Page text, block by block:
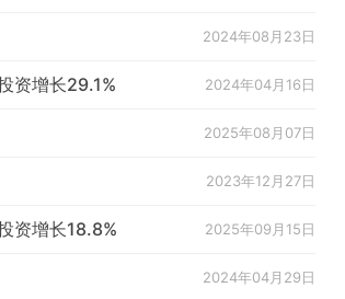
2024年08月23日
资增长29.1% 2024年04月16日
2025年08月07日
2023年12月27日
资增长18.8% 2025年09月15日
2024年04月29日